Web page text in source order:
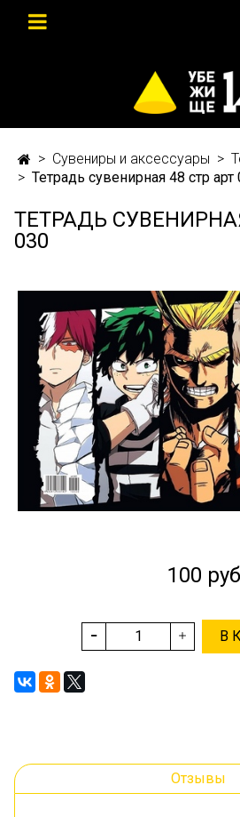
Сувениры и аксессуары
Тетрадь сувенирная 48 стр арт
ТЕТРАДЬ
030
100 руб
В
Отзывы